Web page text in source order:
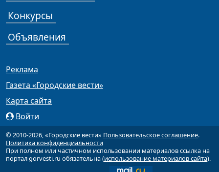
Конкурсы
Объявления
Реклама
Газета «Городские вести»
Карта сайта
Войти
© 2010-2026, «Городские вести» Пользовательское соглашение.
Политика конфиденциальности
При полном или частичном использовании материалов ссылка на
портал gorvesti.ru обязательна (использование материалов сайта).